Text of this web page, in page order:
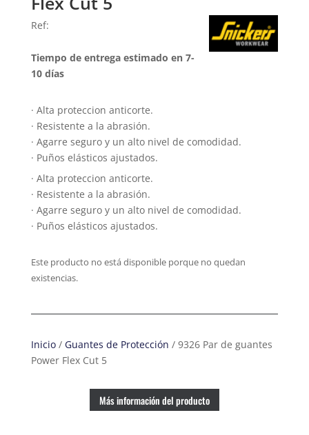
Ref:
Tiempo de entrega estimado en 7-
10 días
· Alta proteccion anticorte.
· Resistente a la abrasión.
· Agarre seguro y un alto nivel de comodidad.
· Puños elásticos ajustados.
· Alta proteccion anticorte.
· Resistente a la abrasión.
· Agarre seguro y un alto nivel de comodidad.
· Puños elásticos ajustados.
Este producto no está disponible porque no quedan
existencias.
Inicio/ Guantes de Protección / 9326 Par de guantes
Power Flex Cut 5
Más información del producto